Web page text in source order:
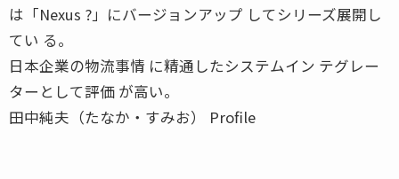
は「Nexus ?」にバージョンアップ してシリーズ展開し
てい る。
日本企業の物流事情 に精通したシステムイン テグレー
ターとして評価 が高い。
田中純夫（たなか・すみお） Profile